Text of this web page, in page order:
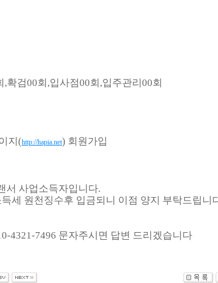
,확검00회,입사점00회,입주관리00회
지(http://hapia.net) 회원가입
서 사업소득자입니다.
세 원천징수후 입금되니 이점 양지 부탁드립니
4321-7496 문자주시면 답변 드리겠습니다